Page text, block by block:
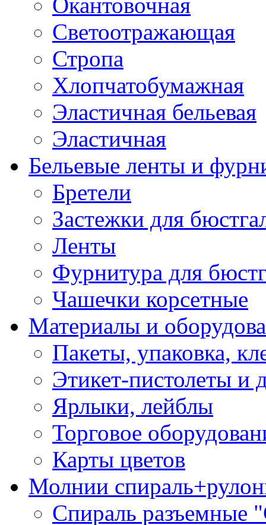
Светоотражающая
Стропа
Хлопчатобумажная
Эластичная бельевая
Эластичная
Бельевые ленты и
Бретели
Застежки для
Ленты
Фурнитура для
Чашечки корсетные
Материалы и
Пакеты, упаковка,
Этикет-пистолеты и
Ярлыки, лейблы
Торговое
Карты цветов
Молнии
Спираль разъемные